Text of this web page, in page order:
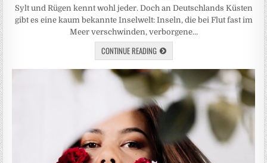
Sylt und Rügen kennt wohl jeder. Doch an Deutschlands Küsten
gibt es eine kaum bekannte Inselwelt: Inseln, die bei Flut fast im
Meer verschwinden, verborgene…
CONTINUE READING